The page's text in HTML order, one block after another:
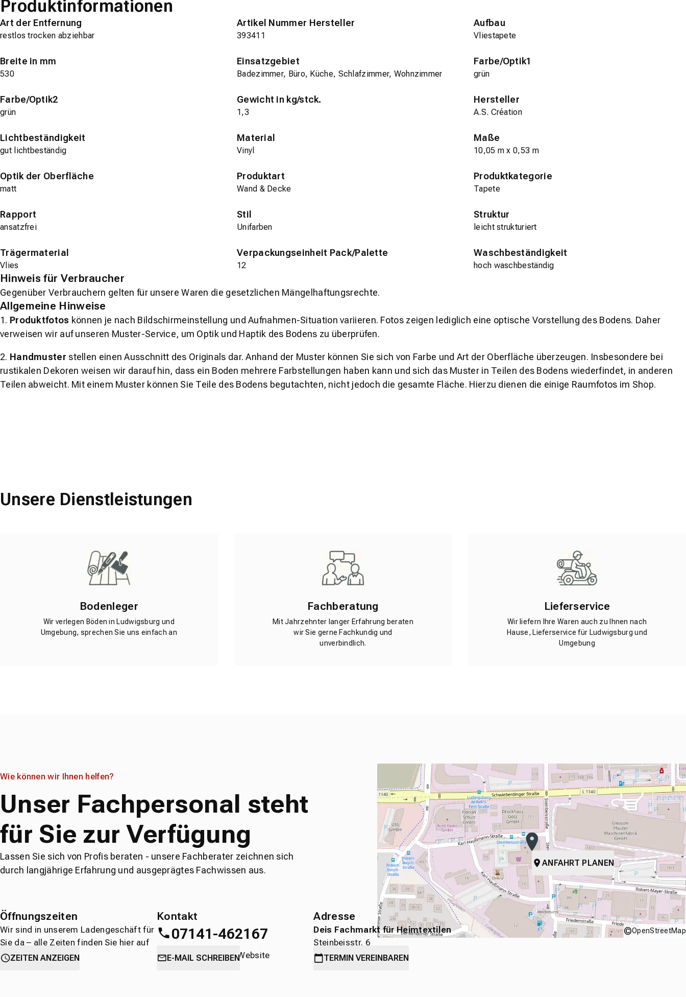
Produktinformationen
Art der Entfernung
restlos trocken abziehbar
Artikel Nummer Hersteller
393411
Aufbau
Vliestapete
Breite in mm
530
Einsatzgebiet
Badezimmer, Büro, Küche, Schlafzimmer, Wohnzimmer
Farbe/Optik1
grün
Farbe/Optik2
grün
Gewicht in kg/stck.
1,3
Hersteller
A.S. Création
Lichtbeständigkeit
gut lichtbeständig
Material
Vinyl
Maße
10,05 m x 0,53 m
Optik der Oberfläche
matt
Produktart
Wand & Decke
Produktkategorie
Tapete
Rapport
ansatzfrei
Stil
Unifarben
Struktur
leicht strukturiert
Trägermaterial
Vlies
Verpackungseinheit Pack/Palette
12
Waschbeständigkeit
hoch waschbeständig
Hinweis für Verbraucher
Gegenüber Verbrauchern gelten für unsere Waren die gesetzlichen Mängelhaftungsrechte.
Allgemeine Hinweise
1. Produktfotos können je nach Bildschirmeinstellung und Aufnahmen-Situation variieren. Fotos zeigen lediglich eine optische Vorstellung des Bodens. Daher
verweisen wir auf unseren Muster-Service, um Optik und Haptik des Bodens zu überprüfen.
2. Handmuster stellen einen Ausschnitt des Originals dar. Anhand der Muster können Sie sich von Farbe und Art der Oberfläche überzeugen. Insbesondere bei
rustikalen Dekoren weisen wir darauf hin, dass ein Boden mehrere Farbstellungen haben kann und sich das Muster in Teilen des Bodens wiederfindet, in anderen
Teilen abweicht. Mit einem Muster können Sie Teile des Bodens begutachten, nicht jedoch die gesamte Fläche. Hierzu dienen die einige Raumfotos im Shop.
Unsere Dienstleistungen
Bodenleger
Wir verlegen Böden in Ludwigsburg und
Umgebung, sprechen Sie uns einfach an
Fachberatung
Mit Jahrzehnter langer Erfahrung beraten
wir Sie gerne Fachkundig und
unverbindlich.
Lieferservice
Wir liefern Ihre Waren auch zu Ihnen nach
Hause, Lieferservice für Ludwigsburg und
Umgebung
Wie können wir Ihnen helfen?
Unser Fachpersonal steht
für Sie zur Verfügung
Lassen Sie sich von Profis beraten - unsere Fachberater zeichnen sich
durch langjährige Erfahrung und ausgeprägtes Fachwissen aus.
Öffnungszeiten
Wir sind in unserem Ladengeschäft für
Sie da – alle Zeiten finden Sie hier auf
einen Blick.
ZEITEN ANZEIGEN
Kontakt
07141-462167
oderdirekt über die Website
E-MAIL SCHREIBEN
Adresse
Deis Fachmarkt für Heimtextilen
Steinbeisstr. 6
71636 Ludwigsburg
TERMIN VEREINBAREN
ANFAHRT PLANEN
©OpenStreetMap